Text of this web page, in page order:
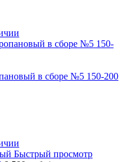
в сборе №5 150-200
Быстрый просмотр